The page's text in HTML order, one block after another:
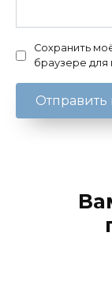
Сохранить
браузере